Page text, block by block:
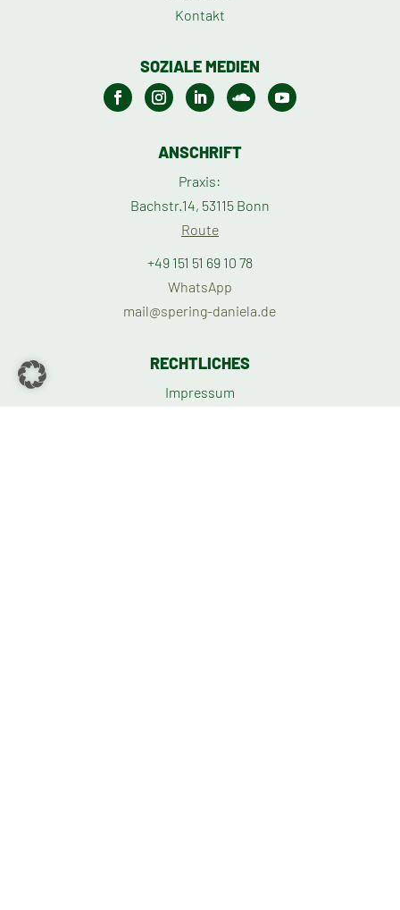
Kontakt
SOZIALE MEDIEN
ANSCHRIFT
Praxis:
Bachstr.14, 53115 Bonn
Route
+49 151 51 69 10 78
WhatsApp
mail@spering-daniela.de
RECHTLICHES
Impressum